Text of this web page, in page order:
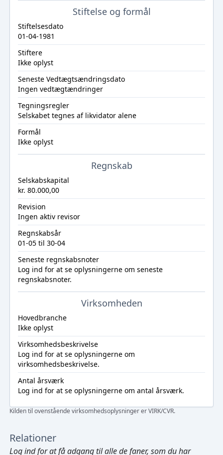
Stiftelse og formål
Stiftelsesdato
01-04-1981
Stiftere
Ikke oplyst
Seneste Vedtægtsændringsdato
Ingen vedtægtændringer
Tegningsregler
Selskabet tegnes af likvidator alene
Formål
Ikke oplyst
Regnskab
Selskabskapital
kr. 80.000,00
Revision
Ingen aktiv revisor
Regnskabsår
01-05 til 30-04
Seneste regnskabsnoter
Log ind for at se oplysningerne om seneste
regnskabsnoter.
Virksomheden
Hovedbranche
Ikke oplyst
Virksomhedsbeskrivelse
Log ind for at se oplysningerne om
virksomhedsbeskrivelse.
Antal årsværk
Log ind for at se oplysningerne om antal årsværk.
Kilden til ovenstående virksomhedsoplysninger er VIRK/CVR.
Relationer
Log indfor at få adgang til alle de faner, som du har